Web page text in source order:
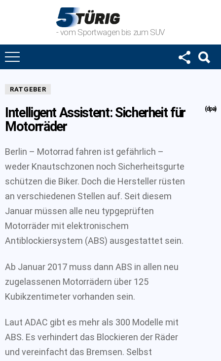
- vom Sportwagen bis zum SUV
RATGEBER
Intelligent Assistent: Sicherheit für
Motorräder
(dpa)
Berlin – Motorrad fahren ist gefährlich –
weder Knautschzonen noch Sicherheitsgurte
schützen die Biker. Doch die Hersteller rüsten
an verschiedenen Stellen auf. Seit diesem
Januar müssen alle neu typgeprüften
Motorräder mit elektronischem
Antiblockiersystem (ABS) ausgestattet sein.
Ab Januar 2017 muss dann ABS in allen neu
zugelassenen Motorrädern über 125
Kubikzentimeter vorhanden sein.
Laut ADAC gibt es mehr als 300 Modelle mit
ABS. Es verhindert das Blockieren der Räder
und vereinfacht das Bremsen. Selbst